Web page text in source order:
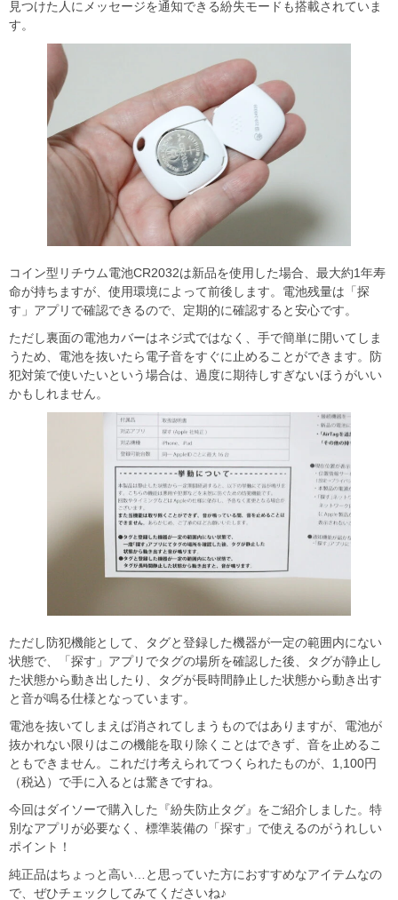
見つけた人にメッセージを通知できる紛失モードも搭載されていま
す。
コイン型リチウム電池CR2032は新品を使用した場合、最大約1年寿
命が持ちますが、使用環境によって前後します。電池残量は「探
す」アプリで確認できるので、定期的に確認すると安心です。
ただし裏面の電池カバーはネジ式ではなく、手で簡単に開いてしま
うため、電池を抜いたら電子音をすぐに止めることができます。防
犯対策で使いたいという場合は、過度に期待しすぎないほうがいい
かもしれません。
ただし防犯機能として、タグと登録した機器が一定の範囲内にない
状態で、「探す」アプリでタグの場所を確認した後、タグが静止し
た状態から動き出したり、タグが長時間静止した状態から動き出す
と音が鳴る仕様となっています。
電池を抜いてしまえば消されてしまうものではありますが、電池が
抜かれない限りはこの機能を取り除くことはできず、音を止めるこ
ともできません。これだけ考えられてつくられたものが、1,100円
（税込）で手に入るとは驚きですね。
今回はダイソーで購入した『紛失防止タグ』をご紹介しました。特
別なアプリが必要なく、標準装備の「探す」で使えるのがうれしい
ポイント！
純正品はちょっと高い…と思っていた方におすすめなアイテムなの
で、ぜひチェックしてみてくださいね♪